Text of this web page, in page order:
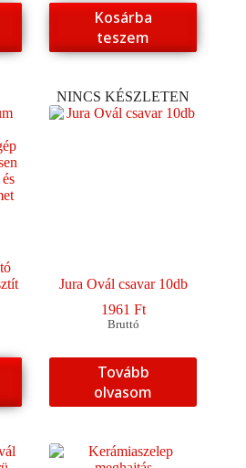
Kosárba
teszem
NINCS KÉSZLETEN
Jura Ovál csavar 10db
1961 Ft
Bruttó
Tovább
olvasom